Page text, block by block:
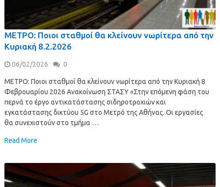
ΜΕΤΡΟ: Ποιοι σταθμοί θα κλείνουν νωρίτερα από την
Κυριακή 8.2.2026
06/02/2026 0
ΜΕΤΡΟ: Ποιοι σταθμοί θα κλείνουν νωρίτερα από την Κυριακή 8
Φεβρουαρίου 2026 Ανακοίνωση ΣΤΑΣΥ «Στην επόμενη φάση του
περνά το έργο αντικατάστασης σιδηροτροχιών και
εγκατάστασης δικτύου 5G στο Μετρό της Αθήνας. Οι εργασίες
θα συνεχιστούν στο τμήμα …
Read More